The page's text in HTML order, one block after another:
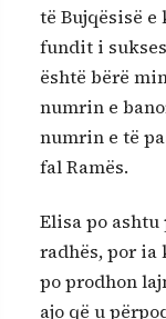
të Bujqësisë
fundit i
është bërë
numrin e
numrin e të
fal Ramës.
Elisa po
radhës, por ia
po prodhon
ajo që u